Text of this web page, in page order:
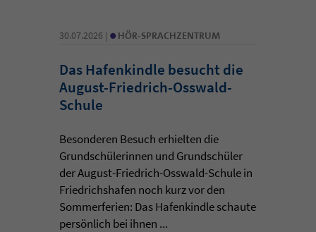
30.07.2026 | • HÖR-SPRACHZENTRUM
Das Hafenkindle besucht die
August-Friedrich-Osswald-
Schule
Besonderen Besuch erhielten die
Grundschülerinnen und Grundschüler
der August-Friedrich-Osswald-Schule in
Friedrichshafen noch kurz vor den
Sommerferien: Das Hafenkindle schaute
persönlich bei ihnen ...